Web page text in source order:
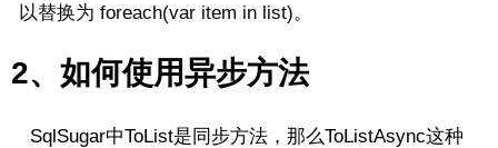
以替换为 foreach(var item in list)。
2、如何使用异步方法
SqlSugar中ToList是同步方法，那么ToListAsync这种